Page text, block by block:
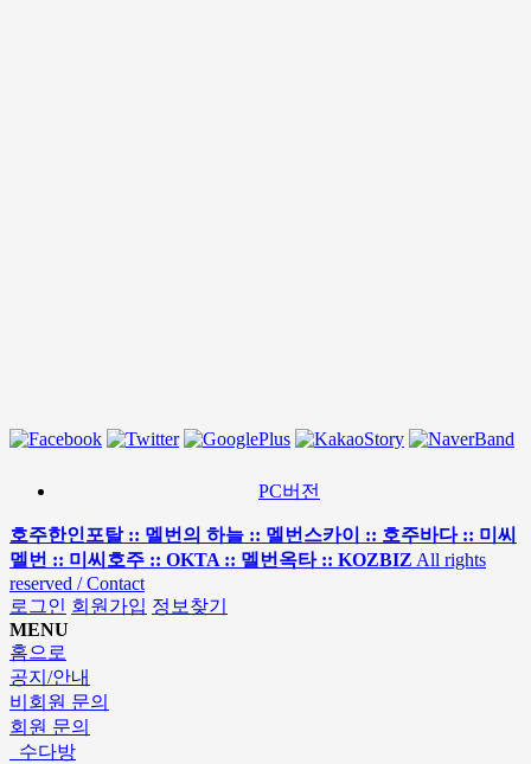
PC버전
호주한인포탈 :: 멜번의 하늘 :: 멜번스카이 :: 호주바다 :: 미씨
멜번 :: 미씨호주 :: OKTA :: 멜번옥타 :: KOZBIZ All rights
reserved / Contact
로그인 회원가입 정보찾기
MENU
홈으로
공지/안내
비회원 문의
회원 문의
수다방